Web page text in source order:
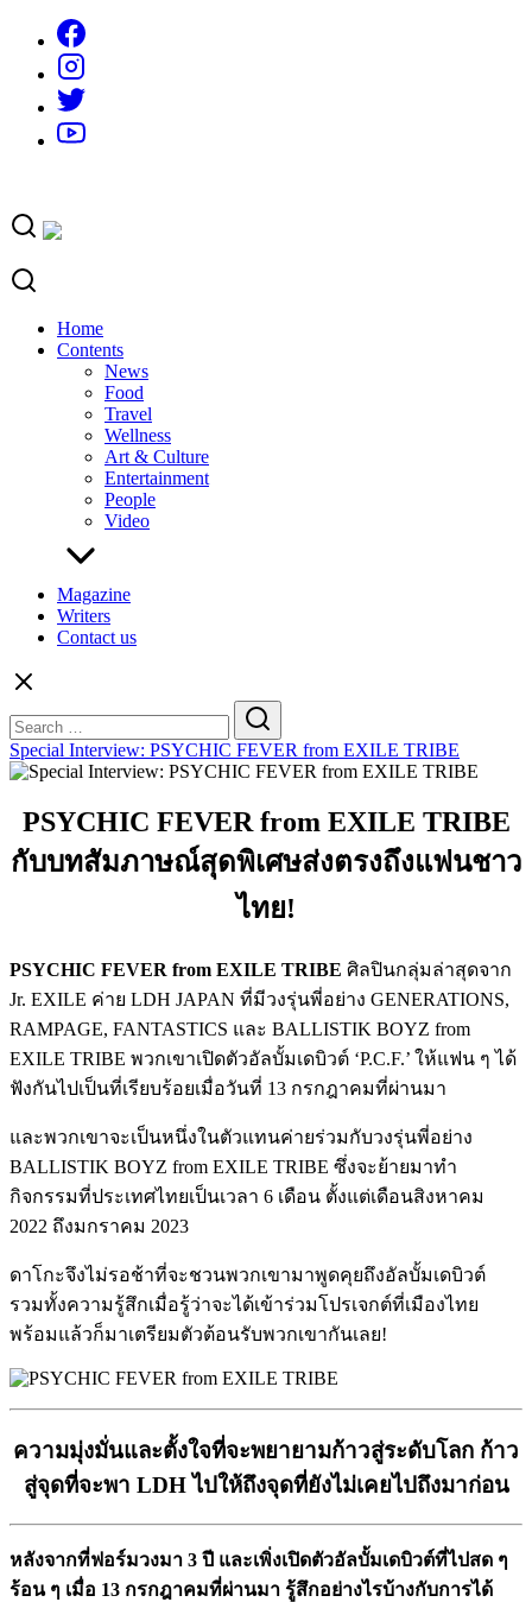
content
Home
Contents
News
Food
Travel
Wellness
Art & Culture
Entertainment
People
Video
Magazine
Writers
Contact us
for:
Special Interview: PSYCHIC FEVER from EXILE TRIBE
PSYCHIC FEVER from EXILE TRIBE
กับบทสัมภาษณ์สุดพิเศษส่งตรงถึงแฟนชาว
ไทย!
PSYCHIC FEVER from EXILE TRIBE ศิลปินกลุ่มล่าสุดจาก
Jr. EXILE ค่าย LDH JAPAN ที่มีวงรุ่นพี่อย่าง GENERATIONS,
RAMPAGE, FANTASTICS และ BALLISTIK BOYZ from
EXILE TRIBE พวกเขาเปิดตัวอัลบั้มเดบิวต์ ‘P.C.F.’ ให้แฟน ๆ ได้
ฟังกันไปเป็นที่เรียบร้อยเมื่อวันที่ 13 กรกฎาคมที่ผ่านมา
และพวกเขาจะเป็นหนึ่งในตัวแทนค่ายร่วมกับวงรุ่นพี่อย่าง
BALLISTIK BOYZ from EXILE TRIBE ซึ่งจะย้ายมาทำ
กิจกรรมที่ประเทศไทยเป็นเวลา 6 เดือน ตั้งแต่เดือนสิงหาคม
2022 ถึงมกราคม 2023
ดาโกะจึงไม่รอช้าที่จะชวนพวกเขามาพูดคุยถึงอัลบั้มเดบิวต์
รวมทั้งความรู้สึกเมื่อรู้ว่าจะได้เข้าร่วมโปรเจกต์ที่เมืองไทย
พร้อมแล้วก็มาเตรียมตัวต้อนรับพวกเขากันเลย!
ความมุ่งมั่นและตั้งใจที่จะพยายามก้าวสู่ระดับโลก ก้าว
สู่จุดที่จะพา LDH ไปให้ถึงจุดที่ยังไม่เคยไปถึงมาก่อน
หลังจากที่ฟอร์มวงมา 3 ปี และเพิ่งเปิดตัวอัลบั้มเดบิวต์ที่ไปสด ๆ
ร้อน ๆ เมื่อ 13 กรกฎาคมที่ผ่านมา รู้สึกอย่างไรบ้างกับการได้